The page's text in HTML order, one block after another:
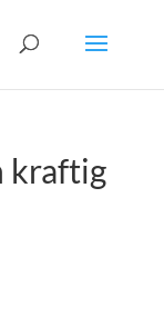
kraftig